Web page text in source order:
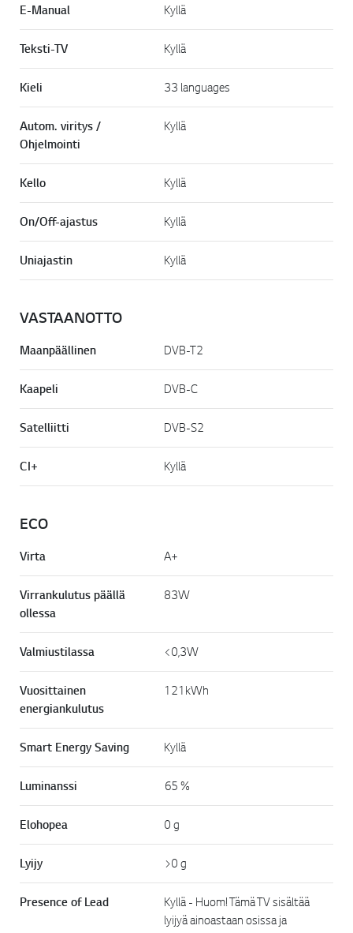
E-Manual Kyllä
Teksti-TV Kyllä
Kieli 33 languages
Autom. viritys /
Ohjelmointi
Kyllä
Kello Kyllä
On/Off-ajastus Kyllä
Uniajastin Kyllä
VASTAANOTTO
Maanpäällinen DVB-T2
Kaapeli DVB-C
Satelliitti DVB-S2
CI+ Kyllä
ECO
Virta A+
Virrankulutus päällä
ollessa
83W
Valmiustilassa <0,3W
Vuosittainen
energiankulutus
121kWh
Smart Energy Saving Kyllä
Luminanssi 65 %
Elohopea 0 g
Lyijy >0 g
Presence of Lead
Kyllä - Huom! Tämä TV sisältää
lyijyä ainoastaan osissa ja